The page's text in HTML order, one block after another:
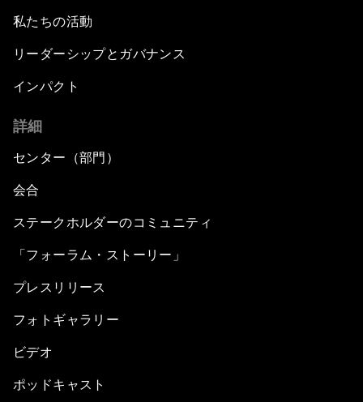
私たちの活動
リーダーシップとガバナンス
インパクト
詳細
センター（部門）
会合
ステークホルダーのコミュニティ
「フォーラム・ストーリー」
プレスリリース
フォトギャラリー
ビデオ
ポッドキャスト